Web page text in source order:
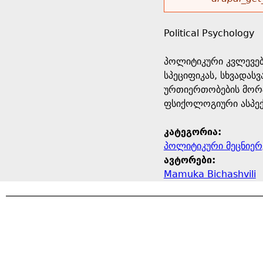
r
s
e
h
e
r
e
o
r
m
s
s
Political Psychology
პოლიტიკური
სპეციფიკას,
ურთიერთობების
ფსიქოლოგიური
კატეგორია:
პოლიტიკური
ავტორები:
Mamuka Bichashvili